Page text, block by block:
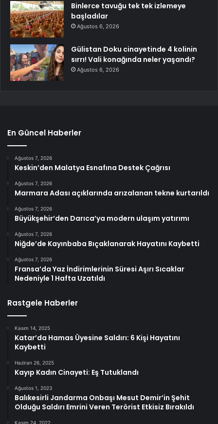
Binlerce tavuğu tek tek izlemeye
başladılar
Ağustos 6, 2026
Gülistan Doku cinayetinde 4 kolinin
sırrı! Vali konağında neler yaşandı?
Ağustos 6, 2026
En Güncel Haberler
Ağustos 7, 2026
Keskin’den Malatya Esnafına Destek Çağrısı
Ağustos 7, 2026
Marmara Adası açıklarında arızalanan tekne kurtarıldı
Ağustos 7, 2026
Büyükşehir’den Darıca’ya modern ulaşım yatırımı
Ağustos 7, 2026
Niğde’de Kayınbaba Bıçaklanarak Hayatını Kaybetti
Ağustos 7, 2026
Fransa’da Yaz İndirimlerinin Süresi Aşırı Sıcaklar
Nedeniyle 1 Hafta Uzatıldı
Rastgele Haberler
Kasım 14, 2025
Katar’da Hamas Üyesine Saldırı: 6 Kişi Hayatını
Kaybetti
Haziran 26, 2025
Kayıp Kadın Cinayeti: Eş Tutuklandı
Ağustos 1, 2023
Balıkesirli Jandarma Onbaşı Mesut Demir’in Şehit
Olduğu Saldırı Emrini Veren Terörist Etkisiz Bırakıldı
Kasım 24, 2022